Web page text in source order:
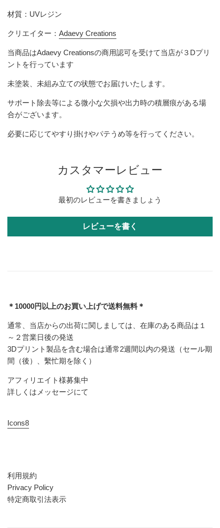
材質：UVレジン
クリエイター： Adaevy Creations
当商品はAdaevy Creationsの商用認可を受けて当店が３Dプリ
ントを行っています
未塗装、未組み立ての状態でお届けいたします。
サポート除去等による微小な欠損や出力時の積層痕がある場
合がございます。
必要に応じてやすり掛けやパテうめ等を行ってください。
カスタマーレビュー
最初のレビューを書きましょう
レビューを書く
＊10000円以上のお買い上げで送料無料＊
通常、当店からの出荷に関しましては、在庫のある商品は１
～２営業日後の発送
3Dプリント製品を含む場合は通常2週間以内の発送（セール期
間（後）、繫忙期を除く）
アフィリエイト様募集中
詳しくはメッセージにて
Icons8
利用規約
Privacy Policy
特定商取引法表示